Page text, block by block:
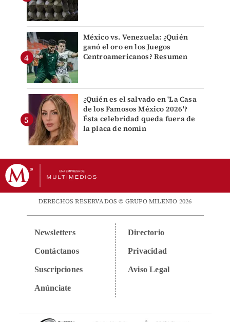
México vs. Venezuela: ¿Quién
ganó el oro en los Juegos
Centroamericanos? Resumen
¿Quién es el salvado en 'La Casa
de los Famosos México 2026'?
Ésta celebridad queda fuera de
la placa de nomin
DERECHOS RESERVADOS © GRUPO MILENIO 2026
Newsletters
Contáctanos
Suscripciones
Anúnciate
Directorio
Privacidad
Aviso Legal